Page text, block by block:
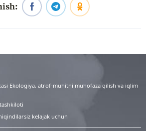
Ekologiya, atrof-muhitni muhofaza qilish va iqlim
kelajak uchun